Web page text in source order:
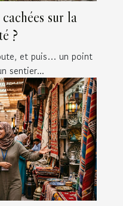
sur la
?
et puis… un point
sentier...